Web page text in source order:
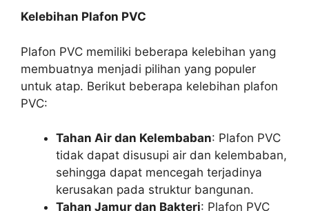
Kelebihan Plafon PVC
Plafon PVC memiliki beberapa kelebihan yang
membuatnya menjadi pilihan yang populer
untuk atap. Berikut beberapa kelebihan plafon
PVC:
Tahan Air dan Kelembaban: Plafon PVC
tidak dapat disusupi air dan kelembaban,
sehingga dapat mencegah terjadinya
kerusakan pada struktur bangunan.
Tahan Jamur dan Bakteri: Plafon PVC